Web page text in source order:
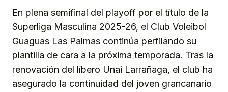
En plena semifinal del playoff por el título de la
Superliga Masculina 2025-26, el Club Voleibol
Guaguas Las Palmas continúa perfilando su
plantilla de cara a la próxima temporada. Tras la
renovación del líbero Unai Larrañaga, el club ha
asegurado la continuidad del joven grancanario